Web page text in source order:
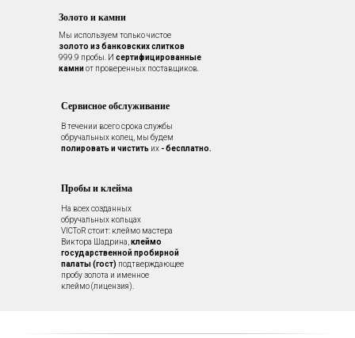
Мы используем только чистое
золото из банковских слитков
999.9 пробы. И сертифицированные
камниот проверенных поставщиков.
Золото и камни
Сервисное обслуживание
В течении всего срока службы
обручальных колец, мы будем
полировать и чистить их - бесплатно.
Пробы и клейма
На всех созданных
обручальных кольцах
VICToR стоит: клеймо мастера
Виктора Шадрина, клеймо
государственной пробирной
палаты (гост) подтверждающее
пробу золота и именное
клеймо (лицензия).